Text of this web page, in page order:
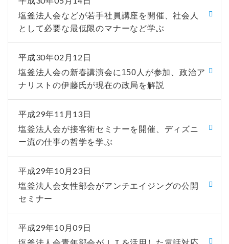
塩釜法人会などが若手社員講座を開催、社会人
として必要な最低限のマナーなど学ぶ
平成30年02月12日
塩釜法人会の新春講演会に150人が参加、政治ア
ナリストの伊藤氏が現在の政局を解説
平成29年11月13日
塩釜法人会が接客術セミナーを開催、ディズニ
ー流の仕事の哲学を学ぶ
平成29年10月23日
塩釜法人会女性部会がアンチエイジングの公開
セミナー
平成29年10月09日